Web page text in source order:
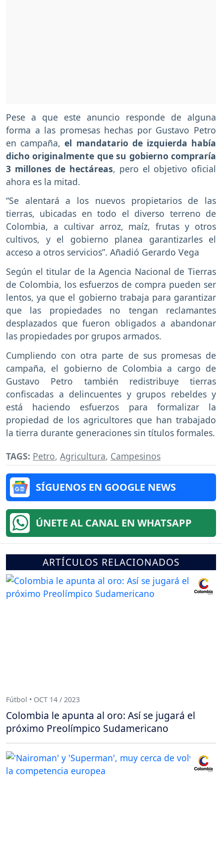
Pese a que este anuncio responde de alguna
forma a las promesas hechas por Gustavo Petro
en campaña,el mandatario de izquierda había
dicho originalmente que su gobierno compraría
3 millones de hectáreas, pero el objetivo oficial
ahora es la mitad.
“Se alentará a los nuevos propietarios de las
tierras, ubicadas en todo el diverso terreno de
Colombia, a cultivar arroz, maíz, frutas y otros
cultivos, y el gobierno planea garantizarles el
acceso a otros servicios”. Añadió Gerardo Vega
Según el titular de la Agencia Nacional de Tierras
de Colombia, los esfuerzos de compra pueden ser
lentos, ya que el gobierno trabaja para garantizar
que las propiedades no tengan reclamantes
desplazados que fueron obligados a abandonar
las propiedades por grupos armados.
Cumpliendo con otra parte de sus promesas de
campaña, el gobierno de Colombia a cargo de
Gustavo Petro también redistribuye tierras
confiscadas a delincuentes y grupos rebeldes y
está haciendo esfuerzos para formalizar la
propiedad de los agricultores que han trabajado
la tierra durante generaciones sin títulos formales.
TAGS: Petro, Agricultura, Campesinos
SÍGUENOS EN GOOGLE NEWS
ÚNETE AL CANAL EN WHATSAPP
ARTÍCULOS RELACIONADOS
Fútbol • OCT 14 / 2023
Colombia le apunta al oro: Así se jugará el
próximo Preolímpico Sudamericano